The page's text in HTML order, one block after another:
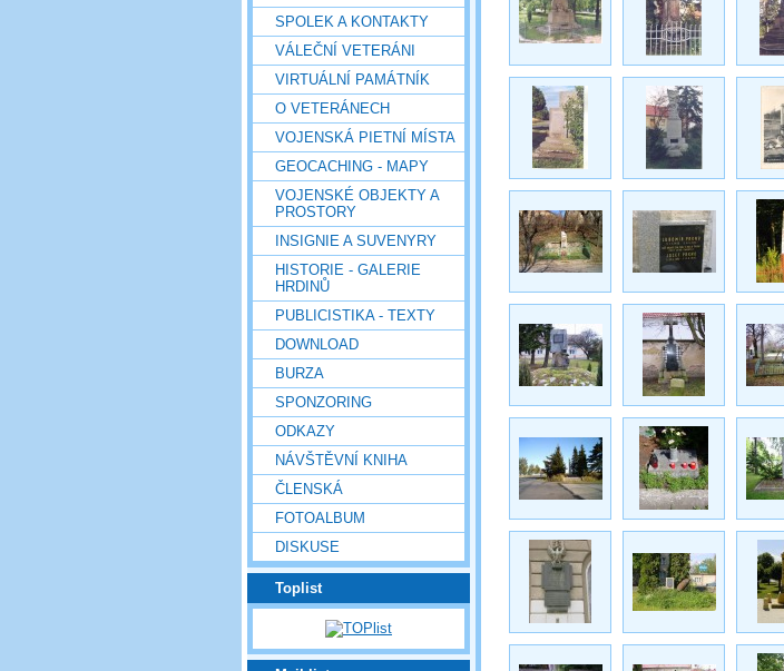
SPOLEK A KONTAKTY
VÁLEČNÍ VETERÁNI
VIRTUÁLNÍ PAMÁTNÍK
O VETERÁNECH
VOJENSKÁ PIETNÍ MÍSTA
GEOCACHING - MAPY
VOJENSKÉ OBJEKTY A
PROSTORY
INSIGNIE A SUVENYRY
HISTORIE - GALERIE
HRDINŮ
PUBLICISTIKA - TEXTY
DOWNLOAD
BURZA
SPONZORING
ODKAZY
NÁVŠTĚVNÍ KNIHA
ČLENSKÁ
FOTOALBUM
DISKUSE
Toplist